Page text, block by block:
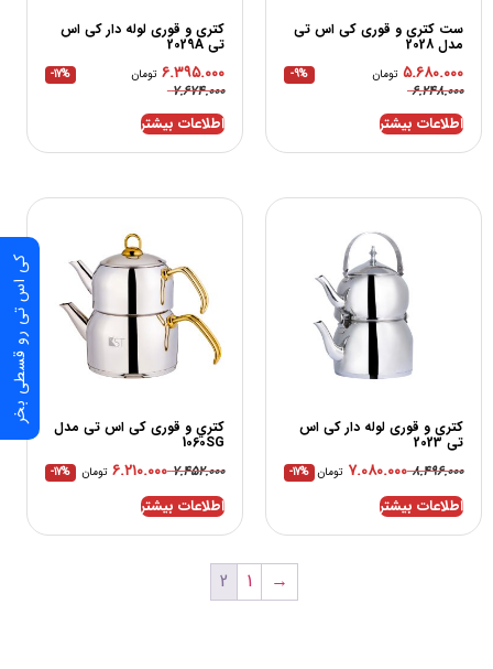
ست کتری و قوری کی اس تی
مدل 2028
۶.۲۴۸.۰۰۰
۵.۶۸۰.۰۰۰ تومان -9%
اطلاعات بیشتر
کتری و قوری لوله دار کی اس
تی 2029A
۷.۶۷۴.۰۰۰
۶.۳۹۵.۰۰۰ تومان -17%
اطلاعات بیشتر
کتری و قوری لوله دار کی اس
تی 2023
۸.۴۹۶.۰۰۰ ۷.۰۸۰.۰۰۰ تومان -17%
اطلاعات بیشتر
كتري و قوری کی اس تی مدل
1060SG
۷.۴۵۲.۰۰۰ ۶.۲۱۰.۰۰۰ تومان -17%
اطلاعات بیشتر
→
1
2
کی اس تی رو قسطی بخر